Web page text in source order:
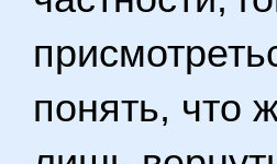
понять, что